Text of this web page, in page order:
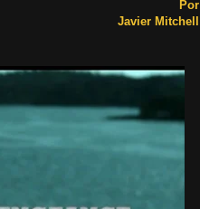
Por
Javier Mitchell